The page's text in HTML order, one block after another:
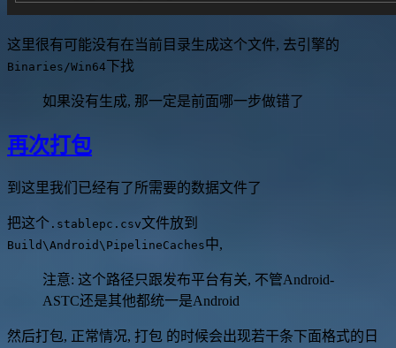
这里很有可能没有在当前目录生成这个文件, 去引擎的
Binaries/Win64下找
如果没有生成, 那一定是前面哪一步做错了
再次打包
到这里我们已经有了所需要的数据文件了
把这个 .stablepc.csv文件放到
Build\Android\PipelineCaches中,
注意: 这个路径只跟发布平台有关, 不管Android-
ASTC还是其他都统一是Android
然后打包, 正常情况, 打包 的时候会出现若干条下面格式的日